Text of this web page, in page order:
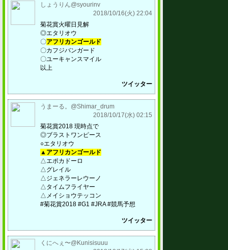
しょうりん@syourinv
2018/10/16(火) 22:04
菊花賞火曜日見解
◎エタリオウ
〇アフリカンゴールド
〇カフジバンガード
〇ユーキャンスマイル
以上
ツイッター
うまーる。@Shimar_drum
2018/10/17(水) 02:15
菊花賞2018 現時点で
◎ブラストワンピース
○エタリオウ
▲アフリカンゴールド
△エポカドーロ
△グレイル
△ジェネラーレウーノ
△タイムフライヤー
△メイショウテッコン
#菊花賞2018 #G1 #JRA #競馬予想
ツイッター
くにへぇ〜@Kunisisuuu